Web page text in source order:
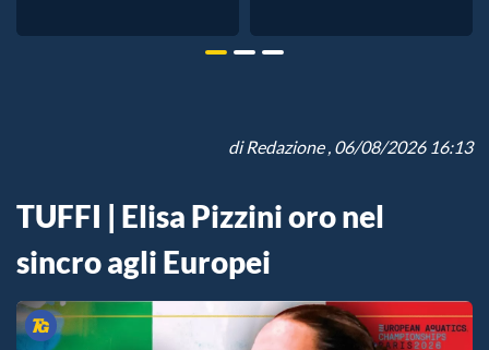
diRedazione, 06/08/2026 16:13
TUFFI | Elisa Pizzini oro nel
sincro agli Europei